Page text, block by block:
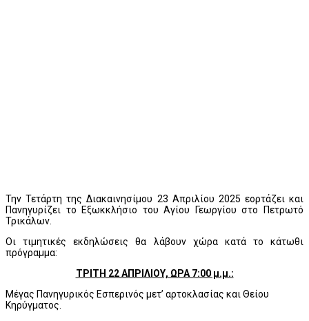
Την Τετάρτη της Διακαινησίμου 23 Απριλίου 2025 εορτάζει και
Πανηγυρίζει το Εξωκκλήσιο του Αγίου Γεωργίου στο Πετρωτό
Τρικάλων.
Οι τιμητικές εκδηλώσεις θα λάβουν χώρα κατά το κάτωθι
πρόγραμμα:
ΤΡΙΤΗ 22 ΑΠΡΙΛΙΟΥ, ΩΡΑ 7:00 μ.μ.:
Μέγας Πανηγυρικός Εσπερινός μετ’ αρτοκλασίας και Θείου
Κηρύγματος.